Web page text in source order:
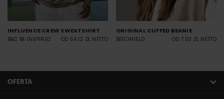
INFLUENCE CREW SWEATSHIRT
B&C BE INSPIRED OD 54.12 ZŁ NETTO
ORIGINAL CUFFED BEANIE
BEECHFIELD OD 7.03 ZŁ NETTO
OFERTA